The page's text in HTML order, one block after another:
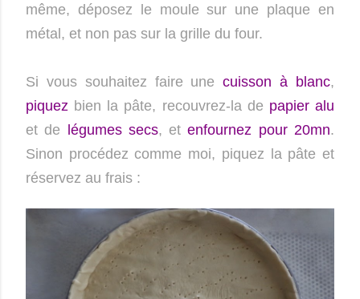
même, déposez le moule sur une plaque en
métal, et non pas sur la grille du four.
Si vous souhaitez faire unecuisson à blanc,
piquez bien la pâte, recouvrez-la de papier alu
et de légumes secs, etenfournez pour 20mn.
Sinon procédez comme moi, piquez la pâte et
réservez au frais :